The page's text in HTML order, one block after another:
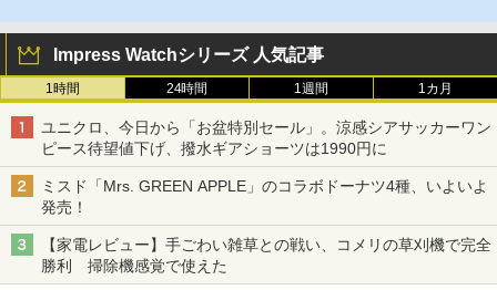
Impress Watchシリーズ 人気記事
1時間 24時間 1週間 1カ月
ユニクロ、今日から「お盆特別セール」。涼感シアサッカーワン
ピース待望値下げ、撥水ギアショーツは1990円に
ミスド「Mrs. GREEN APPLE」のコラボドーナツ4種、いよいよ
発売！
【家電レビュー】手ごわい雑草との戦い、コメリの草刈機で完全
勝利 掃除機感覚で使えた